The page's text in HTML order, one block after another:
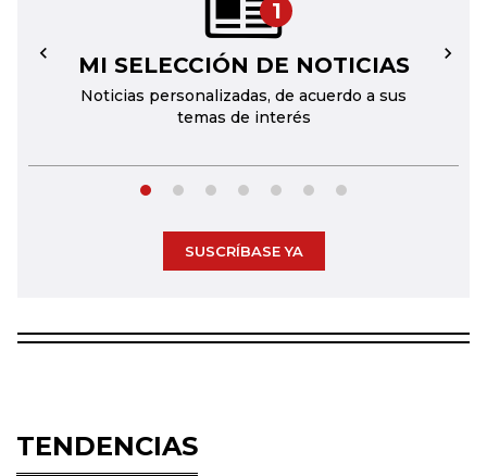
1
MI SELECCIÓN DE NOTICIAS
Noticias personalizadas, de acuerdo a sus
temas de interés
← →
SUSCRÍBASE YA
TENDENCIAS